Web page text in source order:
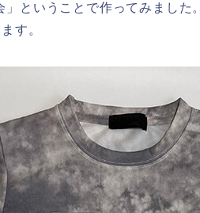
」ということで作ってみました。
す。